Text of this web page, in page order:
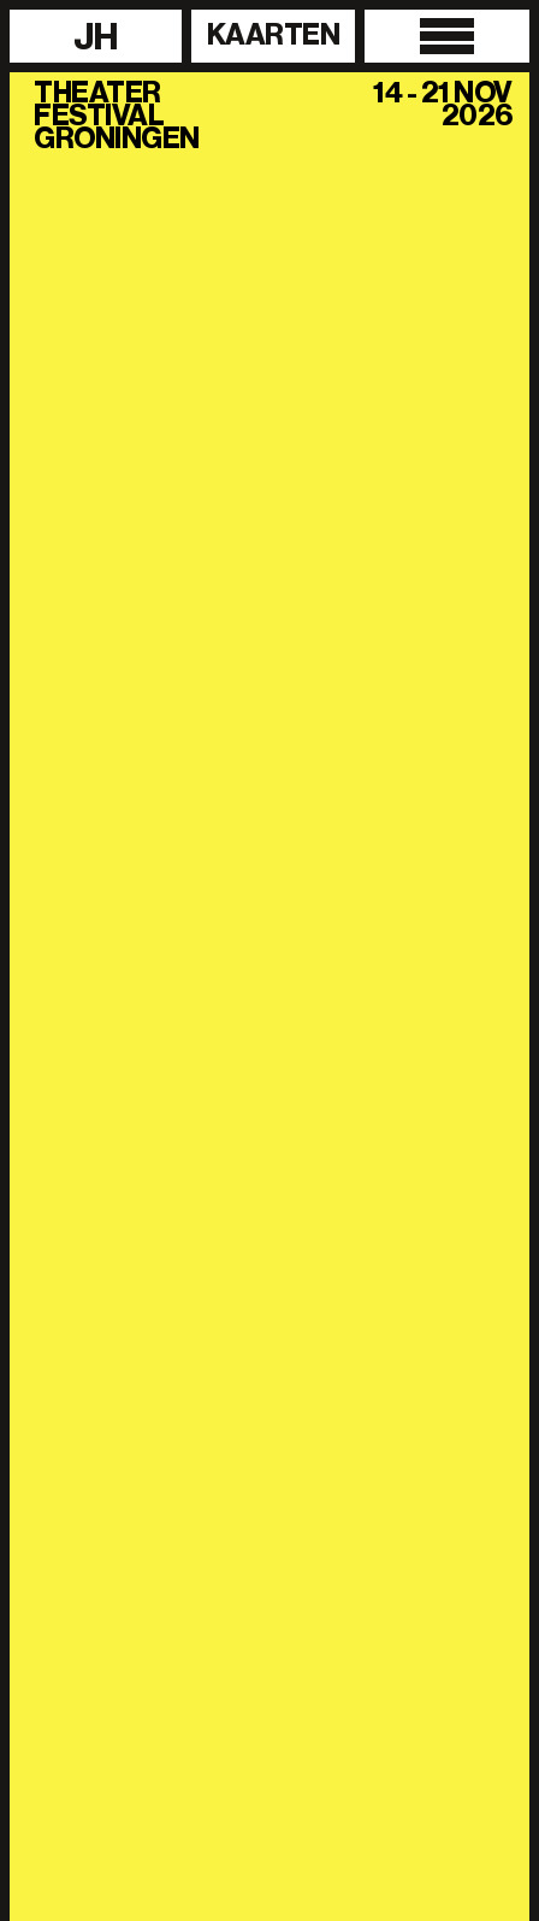
JH
KAARTEN
THEATER
FESTIVAL
GRONINGEN
14 - 21 NOV
2026